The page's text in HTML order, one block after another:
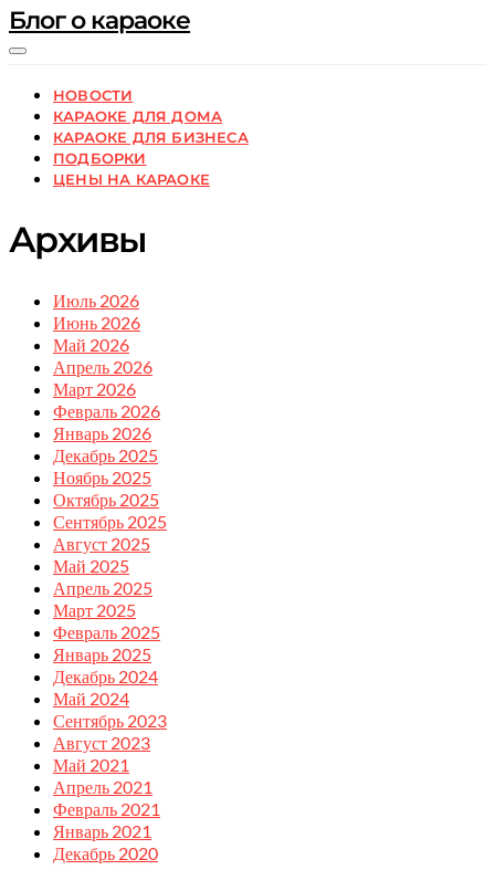
Блог о караоке
НОВОСТИ
КАРАОКЕ ДЛЯ ДОМА
КАРАОКЕ ДЛЯ БИЗНЕСА
ПОДБОРКИ
ЦЕНЫ НА КАРАОКЕ
Архивы
Июль 2026
Июнь 2026
Май 2026
Апрель 2026
Март 2026
Февраль 2026
Январь 2026
Декабрь 2025
Ноябрь 2025
Октябрь 2025
Сентябрь 2025
Август 2025
Май 2025
Апрель 2025
Март 2025
Февраль 2025
Январь 2025
Декабрь 2024
Май 2024
Сентябрь 2023
Август 2023
Май 2021
Апрель 2021
Февраль 2021
Январь 2021
Декабрь 2020